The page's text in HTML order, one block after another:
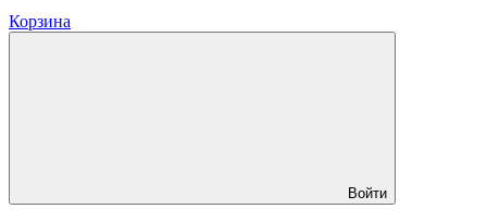
Корзина
Войти